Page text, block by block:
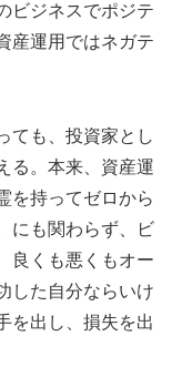
ビジネスでポジテ
産運用ではネガテ
ても、投資家とし
る。本来、資産運
を持ってゼロから
にも関わらず、ビ
良くも悪くもオー
した自分ならいけ
を出し、損失を出